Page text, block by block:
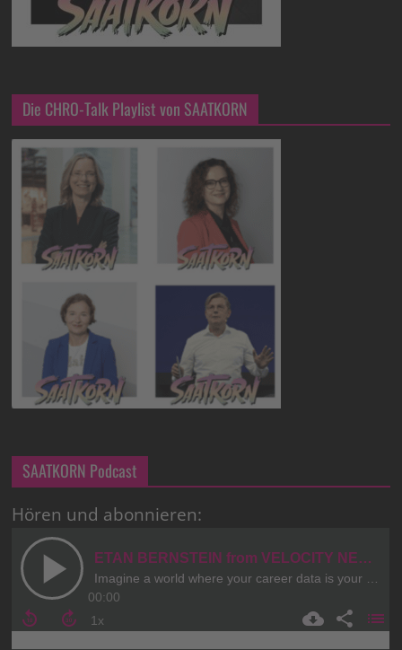
Die CHRO-Talk Playlist von SAATKORN
SAATKORN Podcast
Hören und abonnieren: